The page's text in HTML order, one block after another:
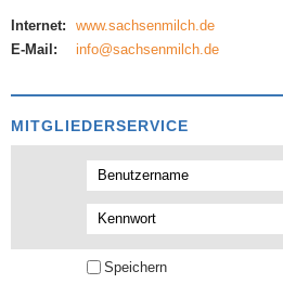
Internet:
www.sachsenmilch.de
E-Mail:
info@sachsenmilch.de
MITGLIEDERSERVICE
Speichern